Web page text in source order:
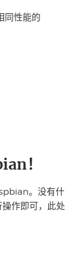
同性能的
！
。没有什
作即可，此处